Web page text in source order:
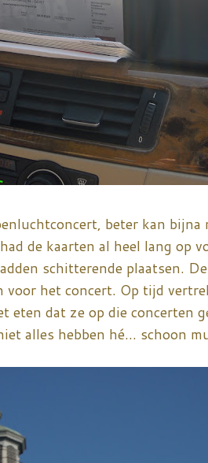
beter kan
de kaarten al heel lang op
schitterende plaatsen.
voor het concert. Op tijd
eten dat ze op die concerten
alles hebben hé... schoon